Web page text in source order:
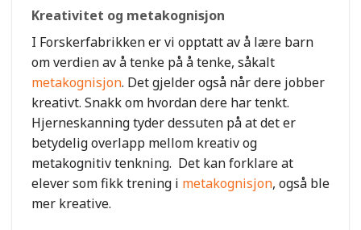
Kreativitet og metakognisjon
I Forskerfabrikken er vi opptatt av å lære barn
om verdien av å tenke på å tenke, såkalt
metakognisjon. Det gjelder også når dere jobber
kreativt. Snakk om hvordan dere har tenkt.
Hjerneskanning tyder dessuten på at det er
betydelig overlapp mellom kreativ og
metakognitiv tenkning. Det kan forklare at
elever som fikk trening i metakognisjon, også ble
mer kreative.